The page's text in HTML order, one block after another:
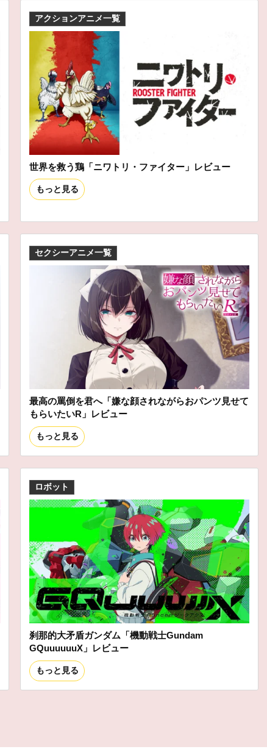
アクションアニメ一覧
世界を救う鶏「ニワトリ・ファイター」レビュー
もっと見る
セクシーアニメ一覧
最高の罵倒を君へ「嫌な顔されながらおパンツ見せて
もらいたいR」レビュー
もっと見る
ロボット
刹那的大矛盾ガンダム「機動戦士Gundam
GQuuuuuuX」レビュー
もっと見る